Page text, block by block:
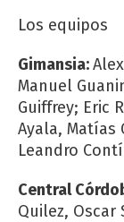
Los equipos
Gimansia:
Manuel
Guiffrey; Eric
Ayala, Matías
Leandro
Central
Quilez, Oscar